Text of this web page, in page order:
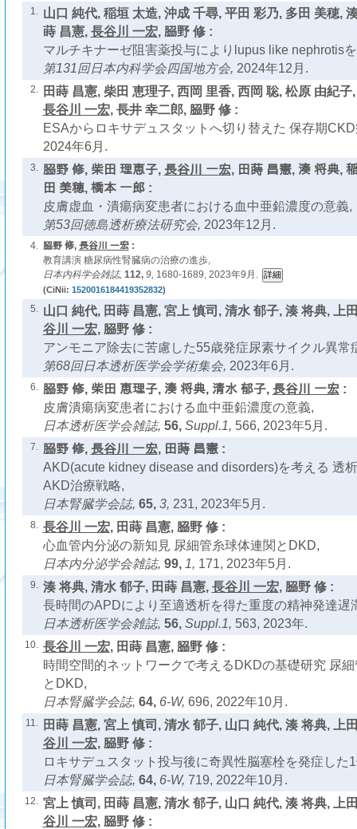
1. 山口 純代, 稲垣 太造, 沖成 千尋, 平田 彩乃, 多田 美穂,
蒔 昌憲, 長谷川 一宏, 𦚰野 修 :
マルチキナーゼ阻害薬投与によりlupus like nephrotis
第131回日本内科学会四国地方会, 2024年12月.
2.
田蒔 昌憲, 柴田 恵理子, 西岡 里香, 西岡 聡, 松原 由紀
長谷川 一宏, 長井 幸二郎, 𦚰野 修 :
ESAからロキサデュスタットへ切り替えた 保存期
2024年6月.
3. 𦚰野 修, 柴田 理恵子, 長谷川 一宏, 田蒔 昌憲, 湊 将典,
田 美穂, 橋本 一郎 :
皮膚虚血・潰瘍病変患者における血中亜鉛濃度の意義,
第53回徳島透析療法研究会, 2023年12月.
4. 𦚰野 修, 長谷川 一宏:
教育講演 糖尿病性腎臓病の治療の進歩,
日本内科学会雑誌, 112, 9, 1680-1689, 2023年9月.
(CiNii: 1520016184419352832)
5. 山口 純代, 田蒔 昌憲, 宮上 慎司, 清水 郁子, 湊 将典, 上
谷川 一宏, 𦚰野 修 :
アンモニア除去に苦慮した55歳発症尿素サイクル異常
第68回日本透析医学会学術集会, 2023年6月.
6. 𦚰野 修, 柴田 恵理子, 湊 将典, 清水 郁子, 長谷川 一宏:
皮膚潰瘍病変患者における血中亜鉛濃度の意義,
日本透析医学会雑誌, 56, Suppl.1, 566, 2023年5月.
7. 𦚰野 修, 長谷川 一宏, 田蒔 昌憲 :
AKD(acute kidney disease and disorders)を考える 透
AKD治療戦略,
日本腎臓学会誌, 65, 3, 231, 2023年5月.
8. 長谷川 一宏, 田蒔 昌憲, 𦚰野 修 :
心血管内分泌の新知見 尿細管糸球体連関とDKD,
日本内分泌学会雑誌, 99, 1, 171, 2023年5月.
9. 湊 将典, 清水 郁子, 田蒔 昌憲, 長谷川 一宏, 𦚰野 修 :
長時間のAPDにより至適透析を得た重度の精神発達遅
日本透析医学会雑誌, 56, Suppl.1, 563, 2023年.
10. 長谷川 一宏, 田蒔 昌憲, 𦚰野 修 :
時間空間的ネットワークで考えるDKDの基礎研究 尿
とDKD,
日本腎臓学会誌, 64, 6-W, 696, 2022年10月.
11.
田蒔 昌憲, 宮上 慎司, 清水 郁子, 山口 純代, 湊 将典, 上
谷川 一宏, 𦚰野 修 :
ロキサデュスタット投与後に奇異性脳塞栓を発症した
日本腎臓学会誌, 64, 6-W, 719, 2022年10月.
12. 宮上 慎司, 田蒔 昌憲, 清水 郁子, 山口 純代, 湊 将典, 上
谷川 一宏, 𦚰野 修 :